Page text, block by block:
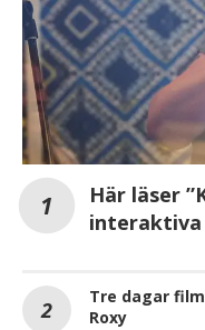
Här läser
interaktiva
Tre dagar
Roxy